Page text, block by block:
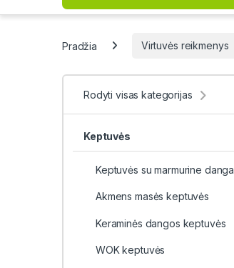
Pradžia Virtuvės reikmenys
Rodyti visas kategorijas
Keptuvės
Keptuvės su marmurine danga
Akmens masės keptuvės
Keraminės dangos keptuvės
WOK keptuvės